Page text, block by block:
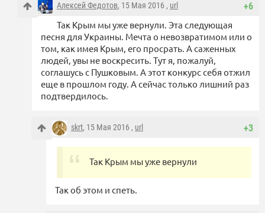
+6
Алексей Федотов, 15 Мая 2016 , url
Так Крым мы уже вернули. Эта следующая
песня для Украины. Мечта о невозвратимом или о
том, как имея Крым, его просрать. А саженных
людей, увы не воскресить. Тут я, пожалуй,
соглашусь с Пушковым. А этот конкурс себя отжил
еще в прошлом году. А сейчас только лишний раз
подтвердилось.
+3
skrt, 15 Мая 2016 , url
Так Крым мы уже вернули
Так об этом и спеть.